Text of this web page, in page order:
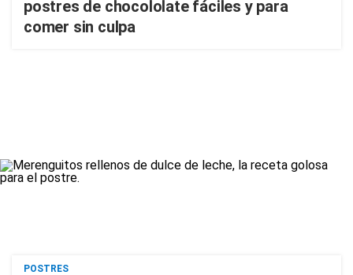
postres de chocololate fáciles y para
comer sin culpa
POSTRES